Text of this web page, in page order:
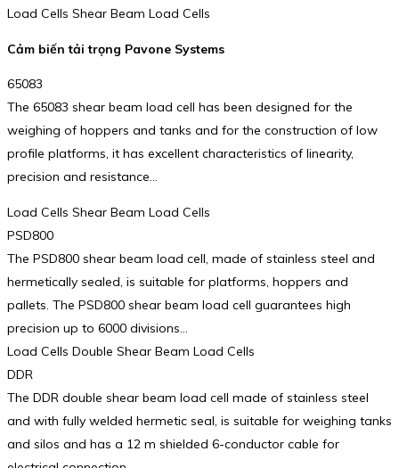
Load Cells Shear Beam Load Cells
Cảm biến tải trọng Pavone Systems
65083
The 65083 shear beam load cell has been designed for the
weighing of hoppers and tanks and for the construction of low
profile platforms, it has excellent characteristics of linearity,
precision and resistance…
Load Cells Shear Beam Load Cells
PSD800
The PSD800 shear beam load cell, made of stainless steel and
hermetically sealed, is suitable for platforms, hoppers and
pallets. The PSD800 shear beam load cell guarantees high
precision up to 6000 divisions…
Load Cells Double Shear Beam Load Cells
DDR
The DDR double shear beam load cell made of stainless steel
and with fully welded hermetic seal, is suitable for weighing tanks
and silos and has a 12 m shielded 6-conductor cable for